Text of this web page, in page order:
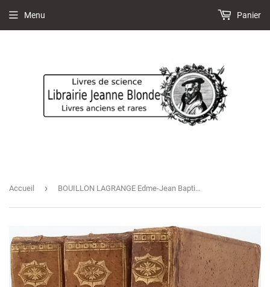
Menu Panier
Accueil › BOUILLON LAGRANGE Edme-Jean Baptiste "MANUEL D'UN COURS DE CHIMIE OU PRINCIPES ÉLÉMENTAIRES THÉORIQUES ET PRATIQUES DE CETTE SCIENCE"